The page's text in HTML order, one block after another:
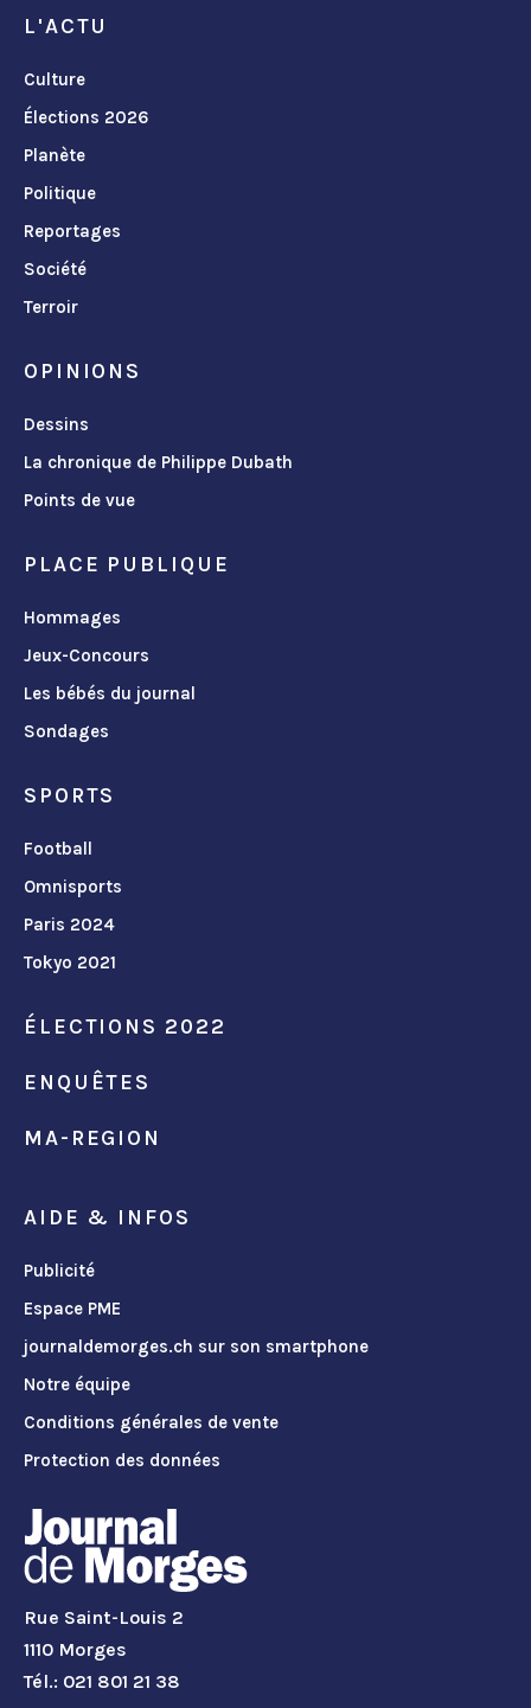
L'ACTU
Culture
Élections 2026
Planète
Politique
Reportages
Société
Terroir
OPINIONS
Dessins
La chronique de Philippe Dubath
Points de vue
PLACE PUBLIQUE
Hommages
Jeux-Concours
Les bébés du journal
Sondages
SPORTS
Football
Omnisports
Paris 2024
Tokyo 2021
ÉLECTIONS 2022
ENQUÊTES
MA-REGION
AIDE & INFOS
Publicité
Espace PME
journaldemorges.ch sur son smartphone
Notre équipe
Conditions générales de vente
Protection des données
Rue Saint-Louis 2
1110 Morges
Tél.: 021 801 21 38